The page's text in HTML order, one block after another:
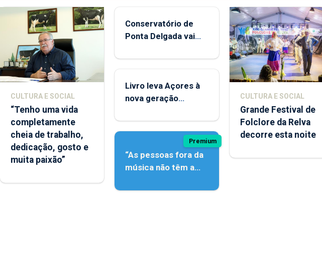
CULTURA E SOCIAL
“Tenho uma vida
completamente
cheia de trabalho,
dedicação, gosto e
muita paixão”
Conservatório de
Ponta Delgada vai
instrumentos
Livro leva Açores à
nova geração
Premium
“As pessoas fora da
música não têm a
é produzir uma
CULTURA E SOCIAL
Grande Festival de
Folclore da Relva
decorre esta noite